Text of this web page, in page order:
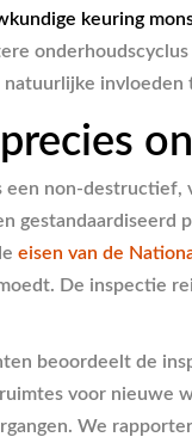
keuring
invloeden
een non-
eisen van de
De inspectie
beoordeelt de
voor nieuwe
We